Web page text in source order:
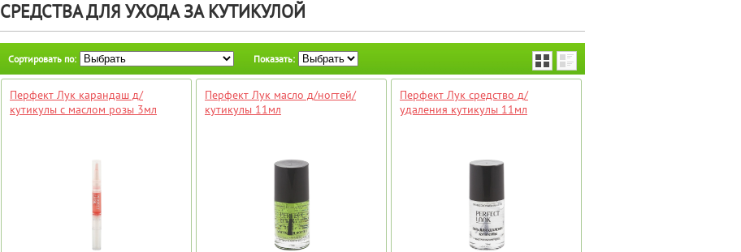
СРЕДСТВА ДЛЯ УХОДА ЗА КУТИКУЛОЙ
Сортировать по: Показать:
Перфект Лук карандаш д/
кутикулы с маслом розы 3мл
Перфект Лук масло д/ногтей/
кутикулы 11мл
Перфект Лук средство д/
удаления кутикулы 11мл